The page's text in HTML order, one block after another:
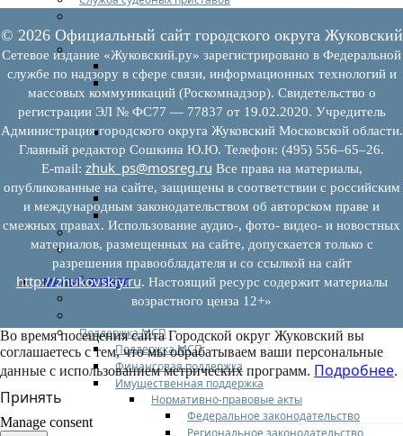
транспорте
Муниципальный лесной контроль
Орган муниципального лесного контроля
Нормативно-правовые акты (НПА), регулирующие
осуществление муниципального лесного
контроля:
Управление рисками причинения вреда (ущерба)
охраняемым законом ценностям при
осуществлении государственного контроля
(надзора), муниципального контроля
Программа профилактики
Доклады муниципального лесного контроля
Муниципальный контроль за ЕТО
Муниципальный контроль в сфере
благоустройства
МАЛЫЙ БИЗНЕС
Прием предпринимателей
Поддержка МСП
Поддержка МСП
Финансовая поддержка
Имущественная поддержка
Нормативно-правовые акты
Федеральное законодательство
Региональное законодательство
© 2026 Официальный сайт городского округа Жуковский
Сетевое издание «Жуковский.ру» зарегистрировано в Федеральной
службе по надзору в сфере связи, информационных технологий и
массовых коммуникаций (Роскомнадзор). Свидетельство о
регистрации ЭЛ № ФС77 — 77837 от 19.02.2020. Учредитель
Администрация городского округа Жуковский Московской области.
Главный редактор Сошкина Ю.Ю. Телефон: (495) 556–65–26.
E‑mail: zhuk_ps@mosreg.ru Все права на материалы,
опубликованные на сайте, защищены в соответствии с российским
и международным законодательством об авторском праве и
смежных правах. Использование аудио-, фото- видео- и новостных
материалов, размещенных на сайте, допускается только с
разрешения правообладателя и со ссылкой на сайт
http://zhukovskiy.ru. Настоящий ресурс содержит материалы
возрастного ценза 12+»
Во время посещения сайта Городской округ Жуковский вы
соглашаетесь с тем, что мы обрабатываем ваши персональные
данные с использованием метрических программ. Подробнее.
Принять
Manage consent